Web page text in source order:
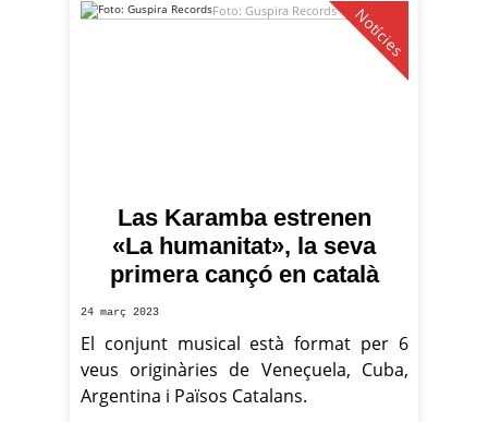
Notícies
Foto: Guspira Records
Las Karamba estrenen
«La humanitat», la seva
primera cançó en català
24 març 2023
El conjunt musical està format per 6
veus originàries de Veneçuela, Cuba,
Argentina i Països Catalans.